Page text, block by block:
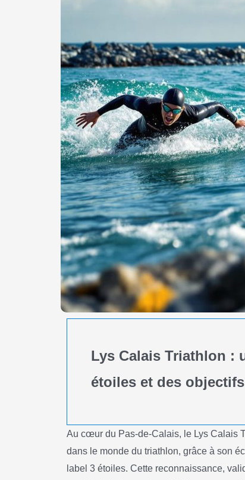
Lys Calais Triathlon :
étoiles et des
Au cœur du Pas-de-Calais, le Lys Calais
dans le monde du triathlon, grâce à son
label 3 étoiles. Cette reconnaissance,